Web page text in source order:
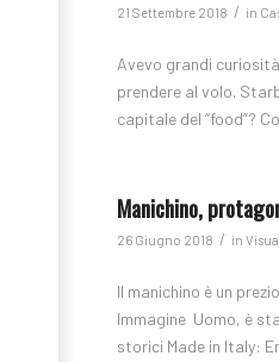
21 Settembre 2018 / in
Avevo grandi
prendere al volo.
capitale del “food”?
Manichino,
26 Giugno 2018 / in
Il manichino è un
Immagine Uomo, è
storici Made in Italy: